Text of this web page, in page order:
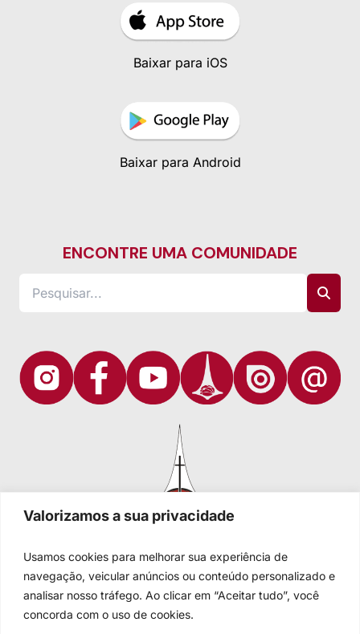
Valorizamos a sua privacidade
Usamos cookies para melhorar sua experiência de
navegação, veicular anúncios ou conteúdo personalizado e
analisar nosso tráfego. Ao clicar em “Aceitar tudo”, você
concorda com o uso de cookies.
Baixar para iOS
Baixar para Android
ENCONTRE UMA COMUNIDADE
Igreja Evangélica de Confissão Luterana no Brasil
Sede nacional: Rua Senhor dos Passos, 202/4º andar Centro -